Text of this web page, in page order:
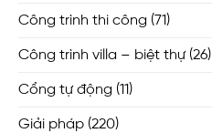
Công trình thi công (71)
Công trình villa – biệt thự(26)
Cổng tự động (11)
Giải pháp (220)